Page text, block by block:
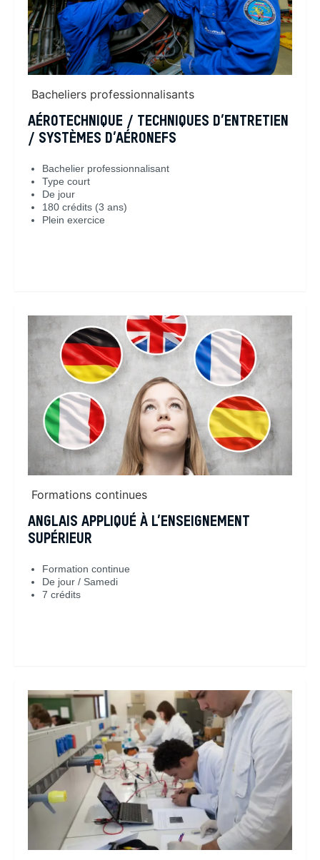
Bacheliers professionnalisants
AÉROTECHNIQUE / TECHNIQUES D’ENTRETIEN
/ SYSTÈMES D’AÉRONEFS
Bachelier professionnalisant
Type court
De jour
180 crédits (3 ans)
Plein exercice
Formations continues
ANGLAIS APPLIQUÉ À L’ENSEIGNEMENT
SUPÉRIEUR
Formation continue
De jour / Samedi
7 crédits